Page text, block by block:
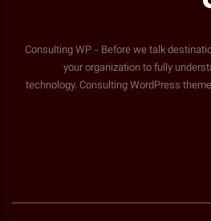
Consulting WP - Before we talk
your organization to fully
technology. Consulting WordPress